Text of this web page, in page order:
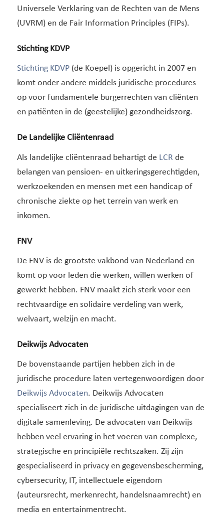
Universele Verklaring van de Rechten van de Mens
(UVRM) en de Fair Information Principles (FIPs).
Stichting KDVP
Stichting KDVP(de Koepel) is opgericht in 2007 en
komt onder andere middels juridische procedures
op voor fundamentele burgerrechten van cliënten
en patiënten in de (geestelijke) gezondheidszorg.
De Landelijke Cliëntenraad
Als landelijke cliëntenraad behartigt de LCR de
belangen van pensioen- en uitkeringsgerechtigden,
werkzoekenden en mensen met een handicap of
chronische ziekte op het terrein van werk en
inkomen.
FNV
De FNV is de grootste vakbond van Nederland en
komt op voor leden die werken, willen werken of
gewerkt hebben. FNV maakt zich sterk voor een
rechtvaardige en solidaire verdeling van werk,
welvaart, welzijn en macht.
Deikwijs Advocaten
De bovenstaande partijen hebben zich in de
juridische procedure laten vertegenwoordigen door
Deikwijs Advocaten. Deikwijs Advocaten
specialiseert zich in de juridische uitdagingen van de
digitale samenleving. De advocaten van Deikwijs
hebben veel ervaring in het voeren van complexe,
strategische en principiële rechtszaken. Zij zijn
gespecialiseerd in privacy en gegevensbescherming,
cybersecurity, IT, intellectuele eigendom
(auteursrecht, merkenrecht, handelsnaamrecht) en
media en entertainmentrecht.